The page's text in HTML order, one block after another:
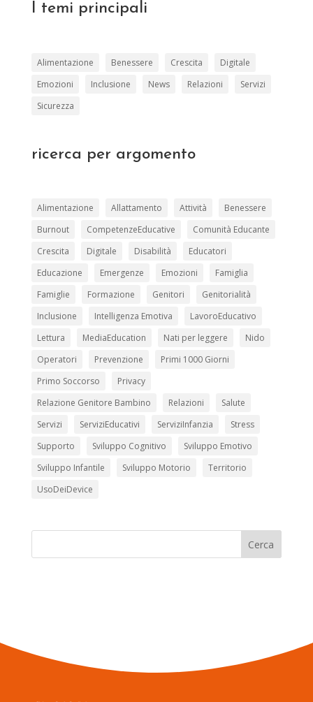
I temi principali
Alimentazione Benessere Crescita
Digitale
Emozioni
Inclusione News Relazioni
Servizi
Sicurezza
ricerca per argomento
Alimentazione Allattamento Attività
Benessere
Burnout
CompetenzeEducative
Comunità Educante
Crescita
Digitale Disabilità
Educatori
Educazione
Emergenze Emozioni
Famiglia
Famiglie
Formazione Genitori
Genitorialità
Inclusione
Intelligenza Emotiva
LavoroEducativo
Lettura
MediaEducation Nati per leggere
Nido
Operatori
Prevenzione
Primi 1000 Giorni
Primo Soccorso
Privacy
Relazione Genitore Bambino
Relazioni
Salute
Servizi
ServiziEducativi ServiziInfanzia
Stress
Supporto
Sviluppo Cognitivo
Sviluppo Emotivo
Sviluppo Infantile
Sviluppo Motorio
Territorio
UsoDeiDevice